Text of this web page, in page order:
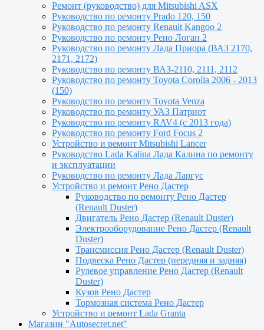
Ремонт (руководство) для Mitsubishi ASX
Руководство по ремонту Prado 120, 150
Руководство по ремонту Renault Kangoo 2
Руководство по ремонту Рено Логан 2
Руководство по ремонту Лада Приора (ВАЗ 2170,
2171, 2172)
Руководство по ремонту ВАЗ-2110, 2111, 2112
Руководство по ремонту Toyota Сorolla 2006 - 2013
(150)
Руководство по ремонту Toyota Venza
Руководство по ремонту УАЗ Патриот
Руководство по ремонту RAV4 (с 2013 года)
Руководство по ремонту Ford Focus 2
Устройство и ремонт Mitsubishi Lancer
Руководство Lada Kalina Лада Калина по ремонту
и эксплуатации
Руководство по ремонту Лада Ларгус
Устройство и ремонт Рено Дастер
Руководство по ремонту Рено Дастер
(Renault Duster)
Двигатель Рено Дастер (Renault Duster)
Электрооборудование Рено Дастер (Renault
Duster)
Трансмиссия Рено Дастер (Renault Duster)
Подвеска Рено Дастер (передняя и задняя)
Рулевое управление Рено Дастер (Renault
Duster)
Кузов Рено Дастер
Тормозная система Рено Дастер
Устройство и ремонт Lada Granta
Магазин "Autosecret.net"